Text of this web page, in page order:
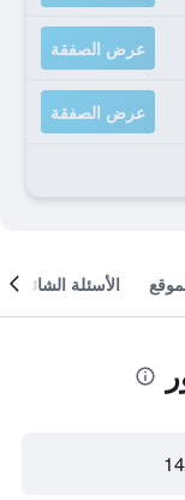
عرض الصفقة
عرض الصفقة
الأسئلة الشائعة